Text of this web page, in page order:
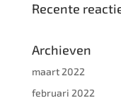
Recente
Archieven
maart 2022
februari 2022